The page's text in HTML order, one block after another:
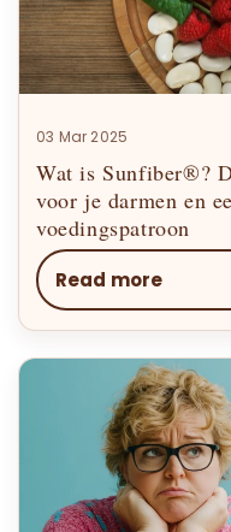
03 Mar 2025
Wat is Sunfiber®?
voor je darmen en
voedingspatroon
Read more